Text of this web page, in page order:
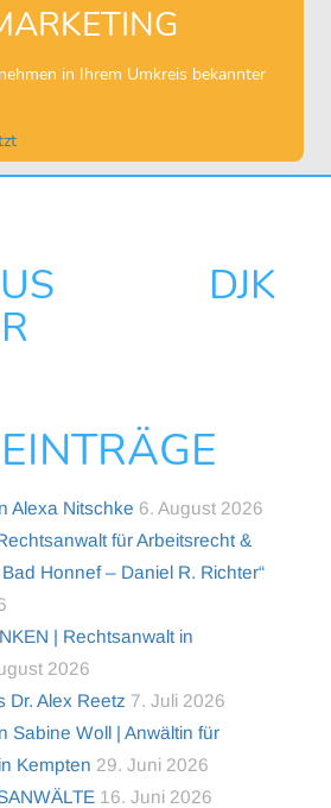
in Ihrem Umkreis bekannter
DJK
Alexa Nitschke 6. August 2026
für Arbeitsrecht &
Honnef – Daniel R. Richter“
| Rechtsanwalt in
2026
Dr. Alex Reetz 7. Juli 2026
Sabine Woll | Anwältin für
Kempten 29. Juni 2026
16. Juni 2026